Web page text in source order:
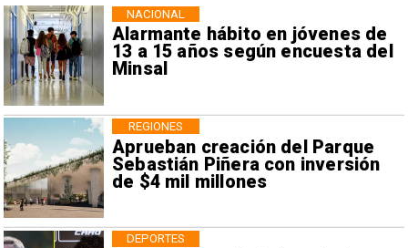
Alarmante hábito en jóvenes de
13 a 15 años según encuesta del
Minsal
NACIONAL
Aprueban creación del Parque
Sebastián Piñera con inversión
de $4 mil millones
REGIONES
DEPORTES